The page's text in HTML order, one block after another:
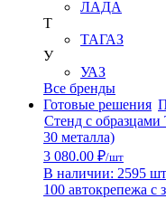
ЛАДА
Т
ТАГАЗ
У
УАЗ
Все бренды
Готовые решения
Стенд с
30 металла)
3 080.00 ₽/шт
В наличии: 2595
100 автокрепежа с